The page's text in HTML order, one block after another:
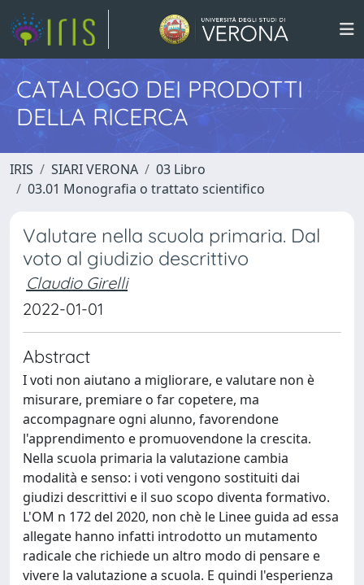
CATALOGO DEI PRODOTTI
DELLA RICERCA
IRIS SIARI VERONA
03 Libro
03.01 Monografia o trattato scientifico
Valutare nella scuola primaria. Dal
voto al giudizio descrittivo
Claudio Girelli
2022-01-01
Abstract
I voti non aiutano a migliorare, e valutare non è
misurare, premiare o far copetere, ma
accompagnare ogni alunno, favorendone
l'apprendimento e promuovendone la crescita.
Nella scuola primaria la valutazione cambia
modalità e senso: i voti vengono sostituiti dai
giudizi descrittivi e il suo scopo diventa formativo.
L'OM n 172 del 2020, non chè le Linee guida ad essa
allegate hanno infatti introdotto un mutamento
radicale che richiede un altro modo di pensare e
vivere la valutazione a scuola. E quindi l'esperienza